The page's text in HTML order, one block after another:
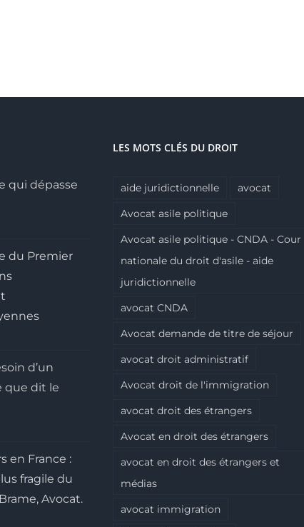
qui dépasse
du Premier
d’un
que dit le
en France :
fragile du
Avocat.
LES MOTS CLÉS DU DROIT
aide juridictionnelle
avocat
Avocat asile politique
Avocat asile politique - CNDA - Cour
nationale du droit d'asile - aide
juridictionnelle
avocat CNDA
Avocat demande de titre de séjour
avocat droit administratif
Avocat droit de l'immigration
avocat droit des étrangers
Avocat en droit des étrangers
avocat en droit des étrangers et
médias
avocat immigration